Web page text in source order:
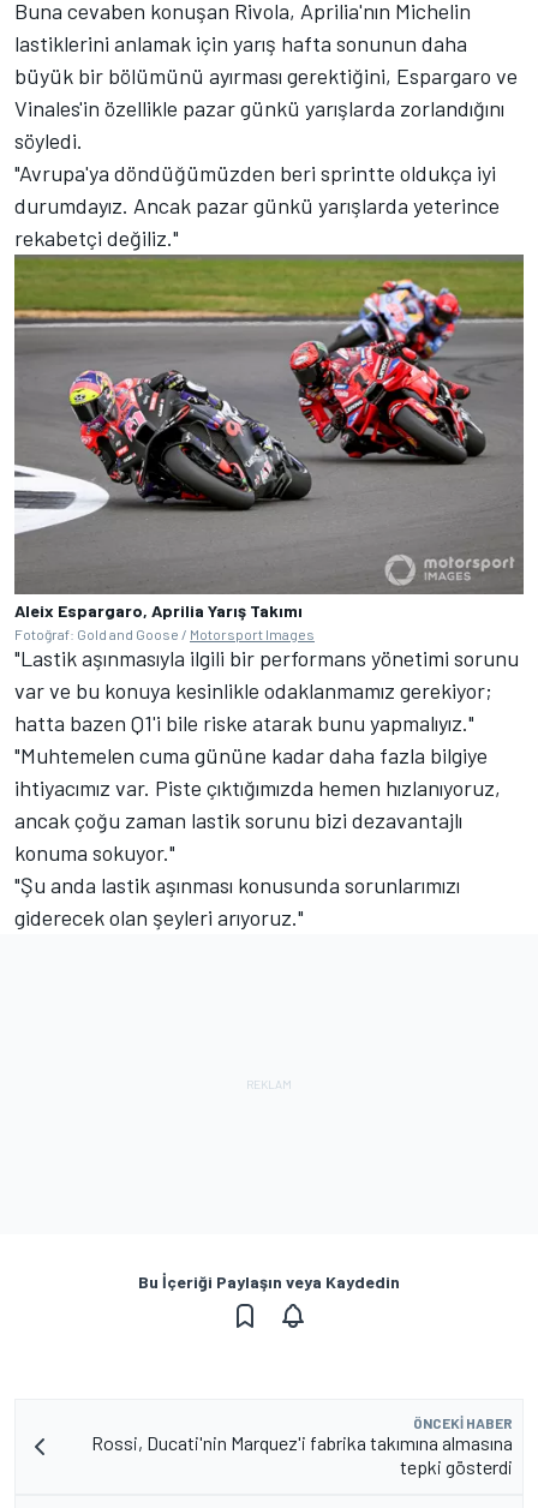
Buna cevaben konuşan Rivola, Aprilia'nın Michelin
lastiklerini anlamak için yarış hafta sonunun daha
büyük bir bölümünü ayırması gerektiğini, Espargaro ve
Vinales'in özellikle pazar günkü yarışlarda zorlandığını
söyledi.
"Avrupa'ya döndüğümüzden beri sprintte oldukça iyi
durumdayız. Ancak pazar günkü yarışlarda yeterince
rekabetçi değiliz."
Aleix Espargaro, Aprilia Yarış Takımı
Fotoğraf: Gold and Goose / Motorsport Images
"Lastik aşınmasıyla ilgili bir performans yönetimi sorunu
var ve bu konuya kesinlikle odaklanmamız gerekiyor;
hatta bazen Q1'i bile riske atarak bunu yapmalıyız."
"Muhtemelen cuma gününe kadar daha fazla bilgiye
ihtiyacımız var. Piste çıktığımızda hemen hızlanıyoruz,
ancak çoğu zaman lastik sorunu bizi dezavantajlı
konuma sokuyor."
"Şu anda lastik aşınması konusunda sorunlarımızı
giderecek olan şeyleri arıyoruz."
Bu İçeriği Paylaşın veya Kaydedin
ÖNCEKI HABER
Rossi, Ducati'nin Marquez'i fabrika takımına almasına
tepki gösterdi